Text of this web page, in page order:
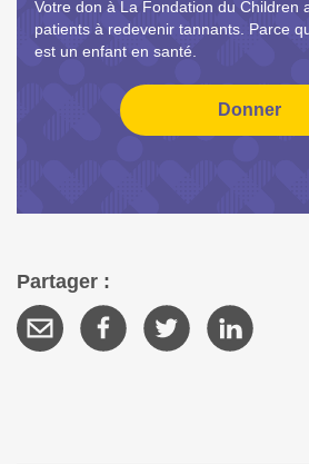
Votre don à La Fondation du Children
patients à redevenir tannants. Parce
est un enfant en santé.
Partager :